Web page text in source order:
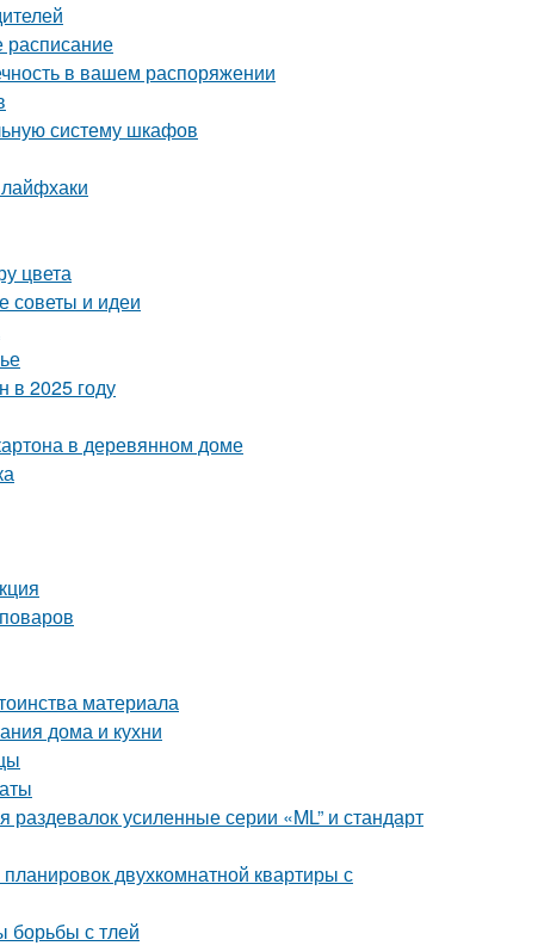
расписание
в вашем распоряжении
систему шкафов
цвета
советы и идеи
в 2025 году
в деревянном доме
материала
дома и кухни
усиленные серии «ML” и стандарт
двухкомнатной квартиры с
борьбы с тлей